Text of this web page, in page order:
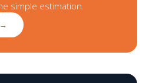
simple estimation.